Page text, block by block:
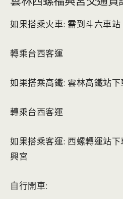
如果搭乘火車: 需到斗六車
轉乘台西客運
如果搭乘高鐵: 雲林高鐵站
轉乘台西客運
如果搭乘客運: 西螺轉運站
興宮
自行開車: